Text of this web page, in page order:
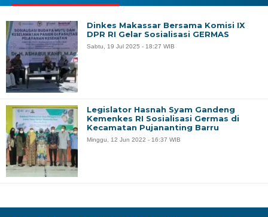
Dinkes Makassar Bersama Komisi IX
DPR RI Gelar Sosialisasi GERMAS
Sabtu, 19 Jul 2025 - 18:27 WIB
Legislator Hasnah Syam Gandeng
Kemenkes RI Sosialisasi Germas di
Kecamatan Pujananting Barru
Minggu, 12 Jun 2022 - 16:37 WIB